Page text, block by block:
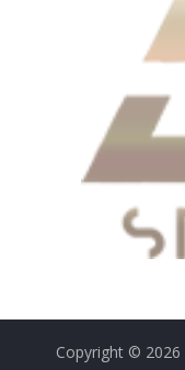
Copyright © 2026